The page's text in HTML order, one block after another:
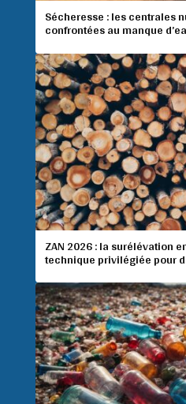
Sécheresse : les centrales
confrontées au manque
ZAN 2026 : la surélévation
technique privilégiée pour